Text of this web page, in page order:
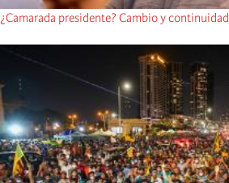
¿Camarada presidente? Cambio y continuidad